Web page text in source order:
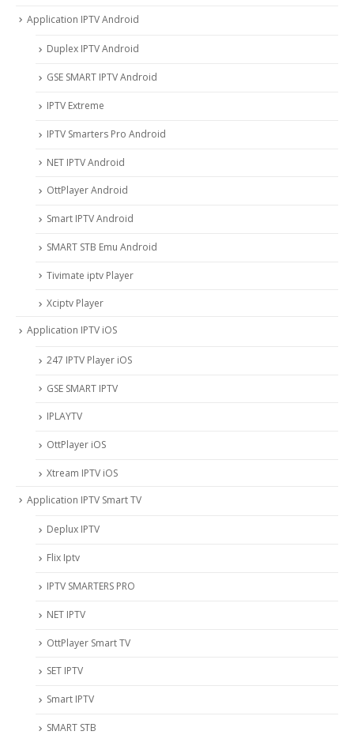
Application IPTV Android
Duplex IPTV Android
GSE SMART IPTV Android
IPTV Extreme
IPTV Smarters Pro Android
NET IPTV Android
OttPlayer Android
Smart IPTV Android
SMART STB Emu Android
Tivimate iptv Player
Xciptv Player
Application IPTV iOS
247 IPTV Player iOS
‎GSE SMART IPTV
IPLAYTV
OttPlayer iOS
Xtream IPTV iOS
Application IPTV Smart TV
Deplux IPTV
Flix Iptv
IPTV SMARTERS PRO
NET IPTV
OttPlayer Smart TV
SET IPTV
Smart IPTV
SMART STB